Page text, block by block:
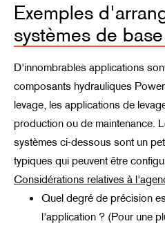
Exemples
systèmes de base
D'innombrables applications
composants hydrauliques
levage, les applications de
production ou de maintenance.
systèmes ci-dessous sont un
typiques qui peuvent être
Considérations relatives à
Quel degré de précision
l'application ? (Pour une